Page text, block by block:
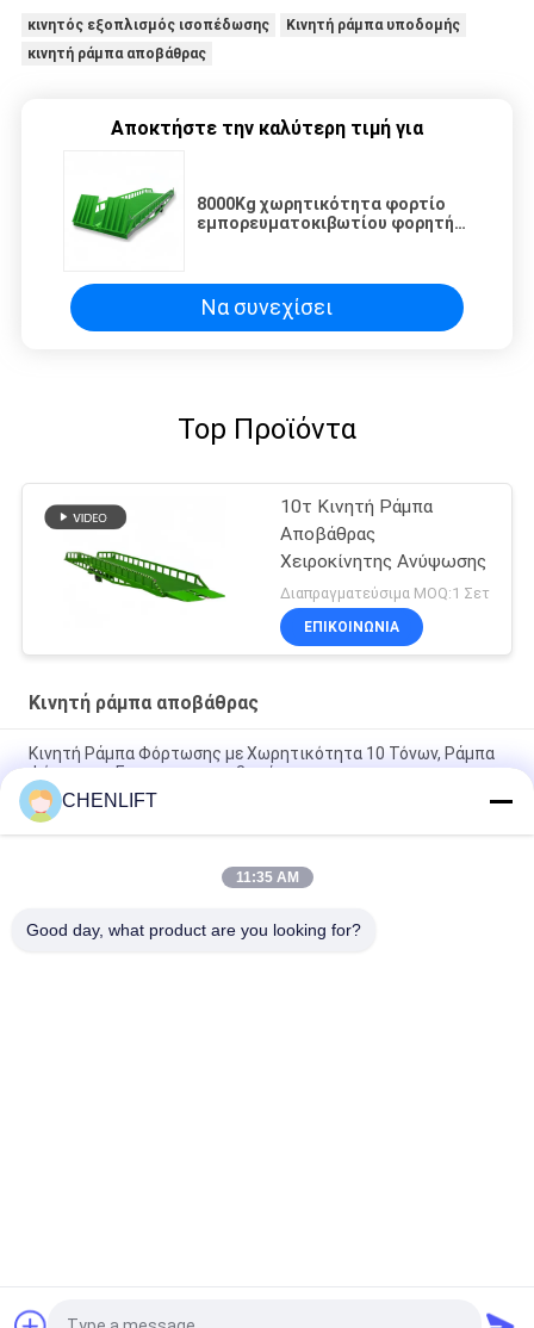
κινητός εξοπλισμός ισοπέδωσης
Κινητή ράμπα υποδομής
κινητή ράμπα αποβάθρας
Αποκτήστε την καλύτερη τιμή για
8000Kg χωρητικότητα φορτίο
εμπορευματοκιβωτίου φορητή
Να συνεχίσει
Top Προϊόντα
10τ Κινητή Ράμπα
Αποβάθρας
Χειροκίνητης Ανύψωσης
Διαπραγματεύσιμα MOQ:1 Σετ
ΕΠΙΚΟΙΝΩΝΙΑ
Κινητή ράμπα αποβάθρας
Κινητή Ράμπα Φόρτωσης με Χωρητικότητα 10 Τόνων, Ράμπα
Φόρτωσης Εμπορευματοκιβωτίων
Κινητή Ράμπα Αποβάθρας Μεγάλης Φορτωτικής Ικανότητας
Με Εξωτερικά Στηρίγματα Κινητός Διαμορφωτής Αποβάθρας
8000Kg χωρητικότητα φορτίο εμπορευματοκιβωτίου
CHENLIFT
11:35 AM
Good day, what product are you looking for?